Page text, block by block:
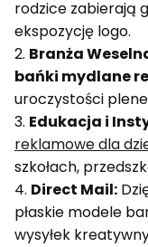
rodzice zabierają
ekspozycję logo.
2. Branża
bańki mydlane
uroczystości
3. Edukacja i
reklamowe dla
szkołach,
4. Direct Mail:
płaskie modele
wysyłek